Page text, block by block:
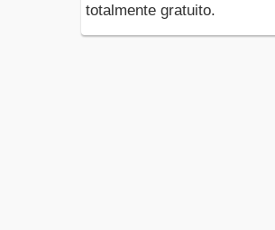
totalmente gratuito.